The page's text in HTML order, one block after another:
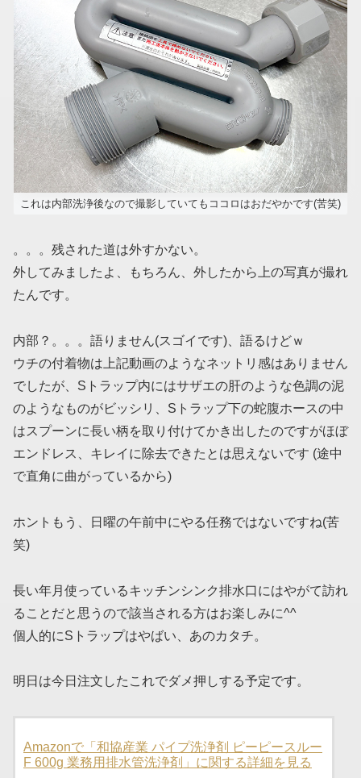
これは内部洗浄後なので撮影していてもココロはおだやかです(苦笑)
。。。残された道は外すかない。
外してみましたよ、もちろん、外したから上の写真が撮れ
たんです。
内部？。。。語りません(スゴイです)、語るけどｗ
ウチの付着物は上記動画のようなネットリ感はありません
でしたが、Sトラップ内にはサザエの肝のような色調の泥
のようなものがビッシリ、Sトラップ下の蛇腹ホースの中
はスプーンに長い柄を取り付けてかき出したのですがほぼ
エンドレス、キレイに除去できたとは思えないです (途中
で直角に曲がっているから)
ホントもう、日曜の午前中にやる任務ではないですね(苦
笑)
長い年月使っているキッチンシンク排水口にはやがて訪れ
ることだと思うので該当される方はお楽しみに^^
個人的にSトラップはやばい、あのカタチ。
明日は今日注文したこれでダメ押しする予定です。
Amazonで「和協産業 パイプ洗浄剤 ピーピースルー
F 600g 業務用排水管洗浄剤」に関する詳細を見る